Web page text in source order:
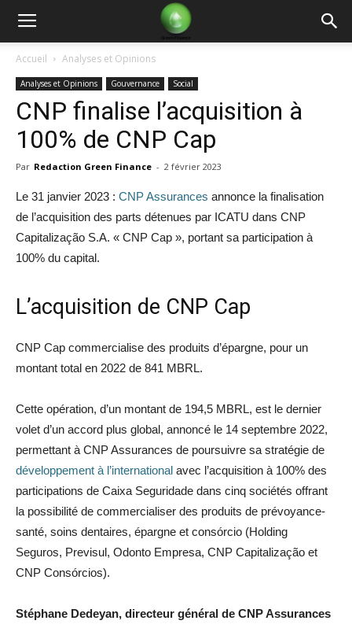
Green
Finance
Accueil Analyses et Opinions
Analyses et Opinions Gouvernance Social
CNP finalise l’acquisition à
100% de CNP Cap
Par Redaction Green Finance - 2 février 2023
Le 31 janvier 2023 : CNP Assurances annonce la finalisation
de l’acquisition des parts détenues par ICATU dans CNP
Capitalização S.A. « CNP Cap », portant sa participation à
100% du capital.
L’acquisition de CNP Cap
CNP Cap commercialise des produits d’épargne, pour un
montant total en 2022 de 841 MBRL.
Cette opération, d’un montant de 194,5 MBRL, est le dernier
volet d’un accord plus global, annoncé le 14 septembre 2022,
permettant à CNP Assurances de poursuivre sa stratégie de
développement à l’international avec l’acquisition à 100% des
participations de Caixa Seguridade dans cinq sociétés offrant
la possibilité de commercialiser des produits de prévoyance-
santé, soins dentaires, épargne et consórcio (Holding
Seguros, Previsul, Odonto Empresa, CNP Capitalização et
CNP Consórcios).
Stéphane Dedeyan, directeur général de CNP Assurances